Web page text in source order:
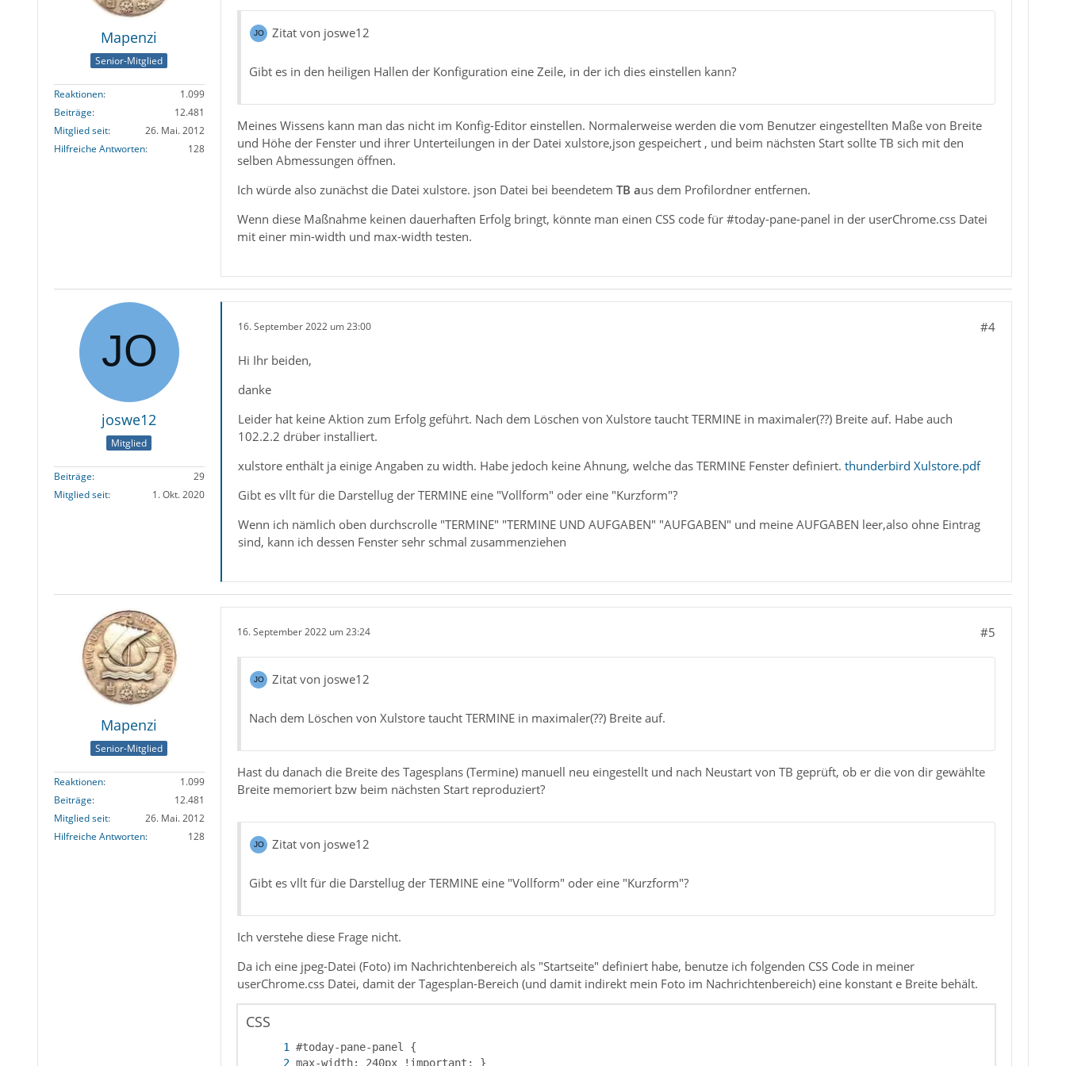
Mapenzi
Senior-Mitglied
Reaktionen
1.099
Beiträge
12.481
Mitglied seit
26. Mai. 2012
Hilfreiche Antworten
128
Zitat von joswe12
Gibt es in den heiligen Hallen der Konfiguration eine Zeile, in der ich dies einstellen kann?
Meines Wissens kann man das nicht im Konfig-Editor einstellen. Normalerweise werden die vom Benutzer eingestellten Maße von Breite
und Höhe der Fenster und ihrer Unterteilungen in der Datei xulstore,json gespeichert , und beim nächsten Start sollte TB sich mit den
selben Abmessungen öffnen.
Ich würde also zunächst die Datei xulstore. json Datei bei beendetem TB aus dem Profilordner entfernen.
Wenn diese Maßnahme keinen dauerhaften Erfolg bringt, könnte man einen CSS code für #today-pane-panel in der userChrome.css Datei
mit einer min-width und max-width testen.
joswe12
Mitglied
Beiträge
29
Mitglied seit
1. Okt. 2020
16. September 2022 um 23:00 #4
Hi Ihr beiden,
danke
Leider hat keine Aktion zum Erfolg geführt. Nach dem Löschen von Xulstore taucht TERMINE in maximaler(??) Breite auf. Habe auch
102.2.2 drüber installiert.
xulstore enthält ja einige Angaben zu width. Habe jedoch keine Ahnung, welche das TERMINE Fenster definiert. thunderbird Xulstore.pdf
Gibt es vllt für die Darstellug der TERMINE eine "Vollform" oder eine "Kurzform"?
Wenn ich nämlich oben durchscrolle "TERMINE" "TERMINE UND AUFGABEN" "AUFGABEN" und meine AUFGABEN leer,also ohne Eintrag
sind, kann ich dessen Fenster sehr schmal zusammenziehen
Mapenzi
Senior-Mitglied
Reaktionen
1.099
Beiträge
12.481
Mitglied seit
26. Mai. 2012
Hilfreiche Antworten
128
16. September 2022 um 23:24 #5
Zitat von joswe12
Nach dem Löschen von Xulstore taucht TERMINE in maximaler(??) Breite auf.
Hast du danach die Breite des Tagesplans (Termine) manuell neu eingestellt und nach Neustart von TB geprüft, ob er die von dir gewählte
Breite memoriert bzw beim nächsten Start reproduziert?
Zitat von joswe12
Gibt es vllt für die Darstellug der TERMINE eine "Vollform" oder eine "Kurzform"?
Ich verstehe diese Frage nicht.
Da ich eine jpeg-Datei (Foto) im Nachrichtenbereich als "Startseite" definiert habe, benutze ich folgenden CSS Code in meiner
userChrome.css Datei, damit der Tagesplan-Bereich (und damit indirekt mein Foto im Nachrichtenbereich) eine konstant e Breite behält.
CSS
max-width: 240px !important; }